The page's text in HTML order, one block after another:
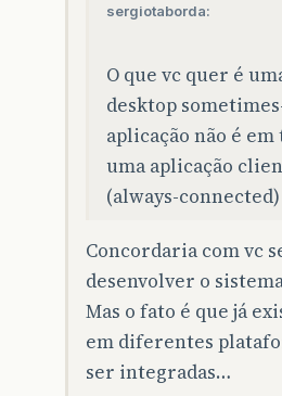
sergiotaborda:
O que vc quer é
desktop
aplicação não é
uma aplicação
(always-
Concordaria com vc
desenvolver o
Mas o fato é que já
em diferentes
ser integradas…